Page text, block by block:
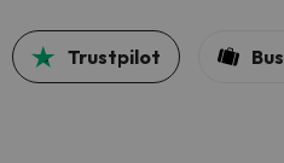
Trustpilot